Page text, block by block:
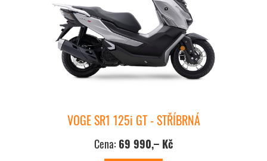
VOGE SR1 125i GT - STŘÍBRNÁ
Cena: 69 990,– Kč